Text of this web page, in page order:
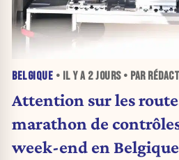
BELGIQUE • IL Y A 2 JOURS• PAR
Attention sur les
marathon de
week-end en Belgique